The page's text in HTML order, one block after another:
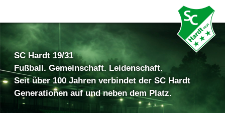
SC Hardt 19/31
Fußball. Gemeinschaft. Leidenschaft.
Seit über 100 Jahren verbindet der SC Hardt
Generationen auf und neben dem Platz.